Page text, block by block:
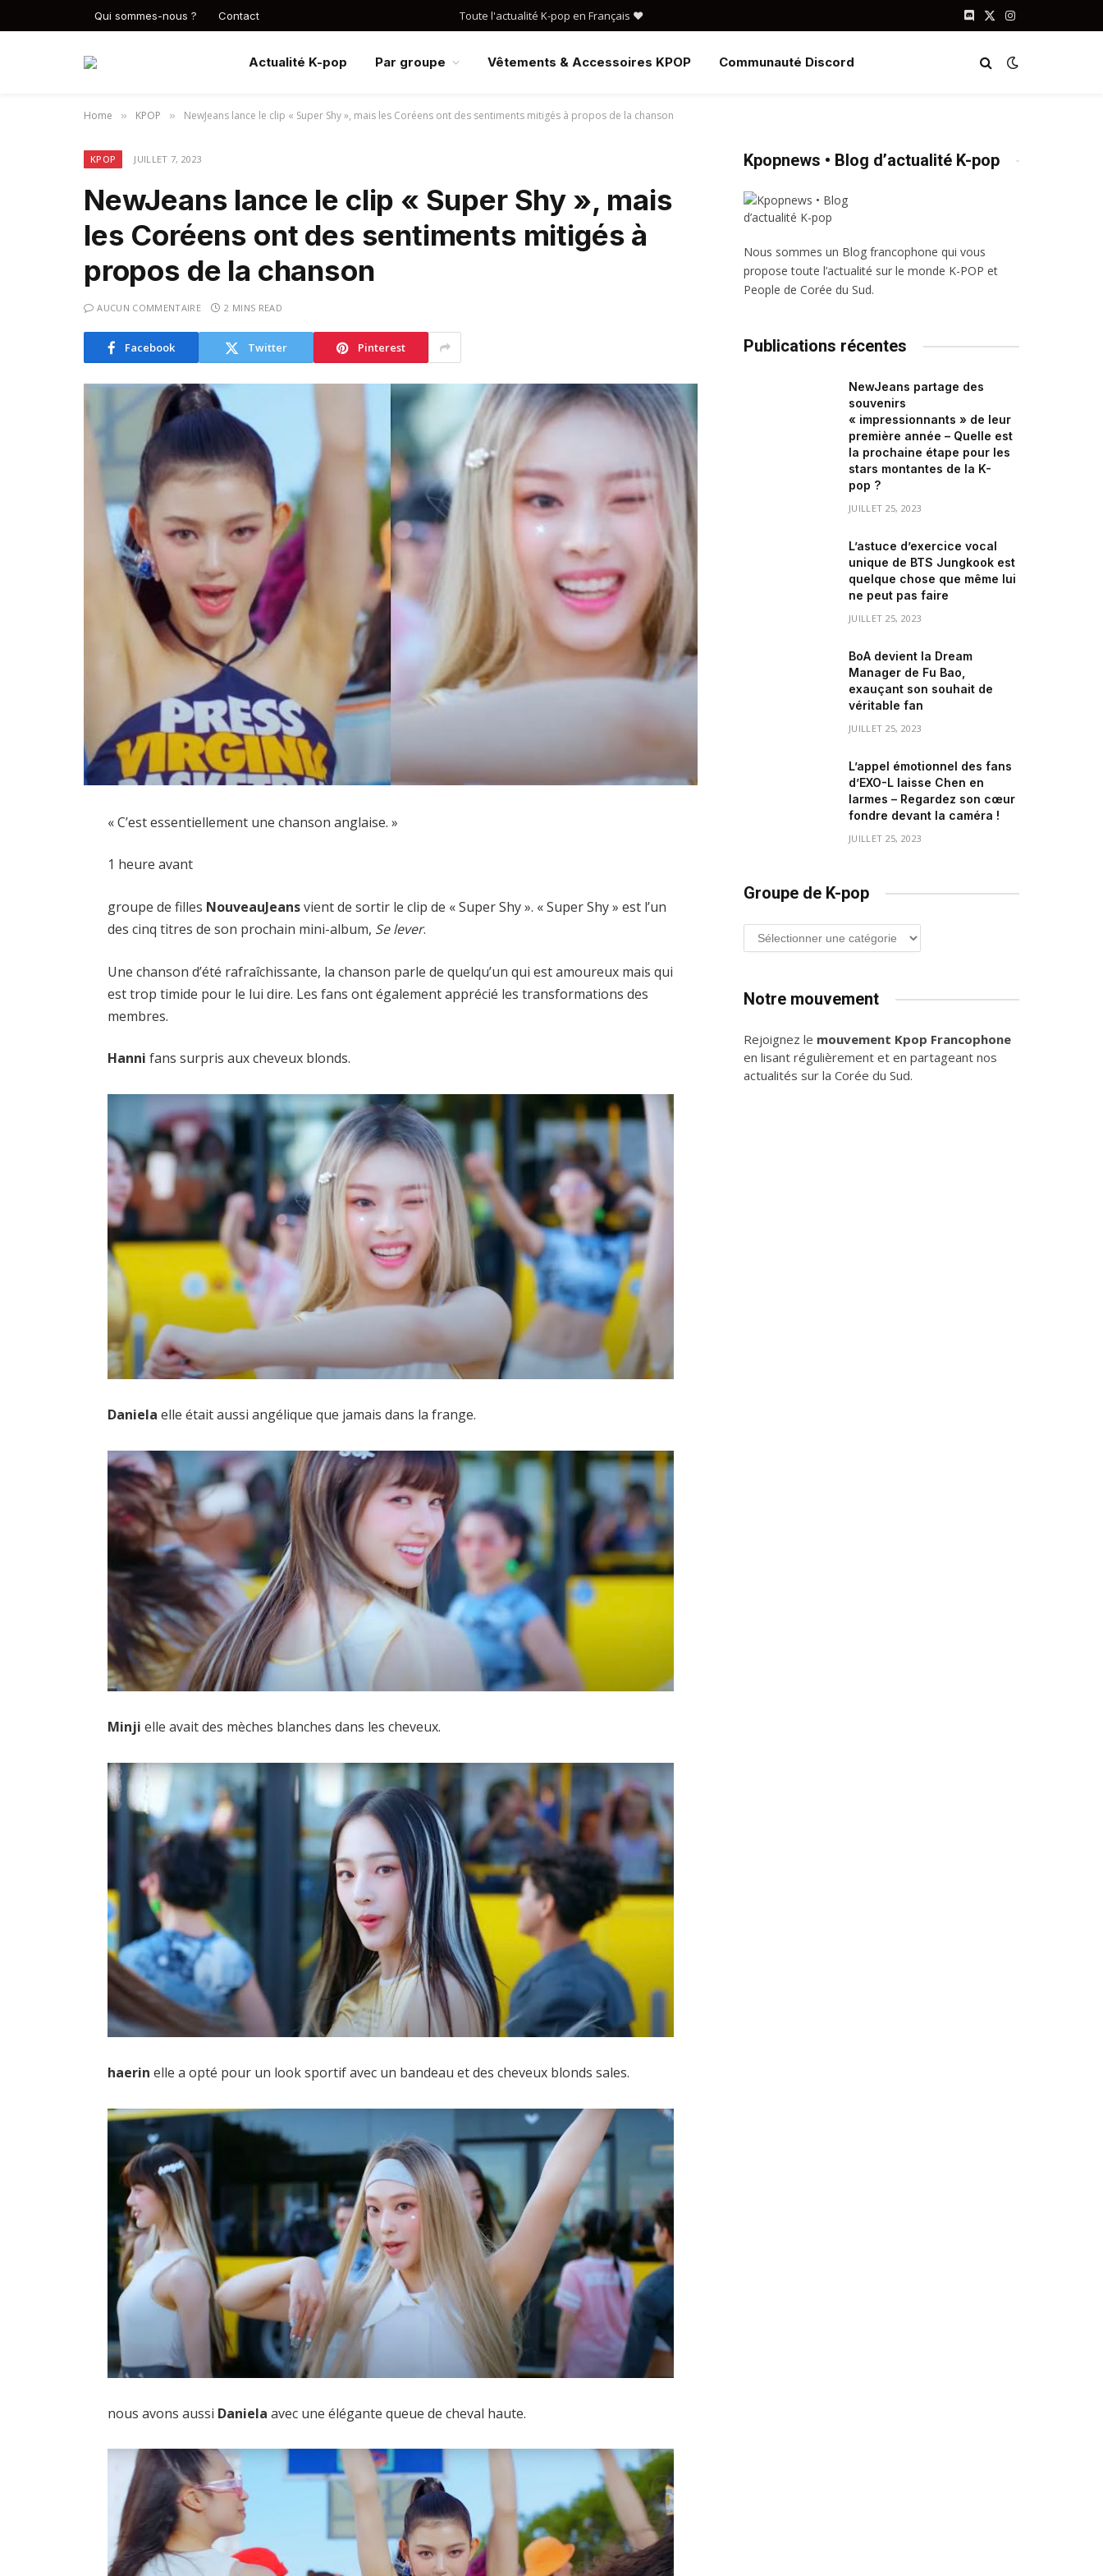
Qui sommes-nous ? Contact Toute l'actualité K-pop en Français ❤️ Discord
X
Instagram
Actualité K-pop Par groupe Vêtements & Accessoires KPOP Communauté Discord
Home » KPOP » NewJeans lance le clip « Super Shy », mais les Coréens ont des sentiments mitigés à propos de la chanson
KPOP JUILLET 7, 2023
NewJeans lance le clip « Super Shy », mais
les Coréens ont des sentiments mitigés à
propos de la chanson
AUCUN COMMENTAIRE 2 MINS READ
Facebook Twitter Pinterest
« C’est essentiellement une chanson anglaise. »
1 heure avant
groupe de filles NouveauJeansvient de sortir le clip de « Super Shy ». « Super Shy » est l’un
des cinq titres de son prochain mini-album, Se lever.
Une chanson d’été rafraîchissante, la chanson parle de quelqu’un qui est amoureux mais qui
est trop timide pour le lui dire. Les fans ont également apprécié les transformations des
membres.
Hanni fans surpris aux cheveux blonds.
Daniela elle était aussi angélique que jamais dans la frange.
Minji elle avait des mèches blanches dans les cheveux.
haerin elle a opté pour un look sportif avec un bandeau et des cheveux blonds sales.
nous avons aussi Daniela avec une élégante queue de cheval haute.
Kpopnews • Blog d’actualité K-pop
Nous sommes un Blog francophone qui vous
propose toute l’actualité sur le monde K-POP et
People de Corée du Sud.
Publications récentes
NewJeans partage des
souvenirs
« impressionnants » de leur
première année – Quelle est
la prochaine étape pour les
stars montantes de la K-
pop ?
JUILLET 25, 2023
L’astuce d’exercice vocal
unique de BTS Jungkook est
quelque chose que même lui
ne peut pas faire
JUILLET 25, 2023
BoA devient la Dream
Manager de Fu Bao,
exauçant son souhait de
véritable fan
JUILLET 25, 2023
L’appel émotionnel des fans
d’EXO-L laisse Chen en
larmes – Regardez son cœur
fondre devant la caméra !
JUILLET 25, 2023
Groupe de K-pop
Groupe
de
Notre mouvement
Rejoignez le mouvement Kpop Francophone
en lisant régulièrement et en partageant nos
actualités sur la Corée du Sud.